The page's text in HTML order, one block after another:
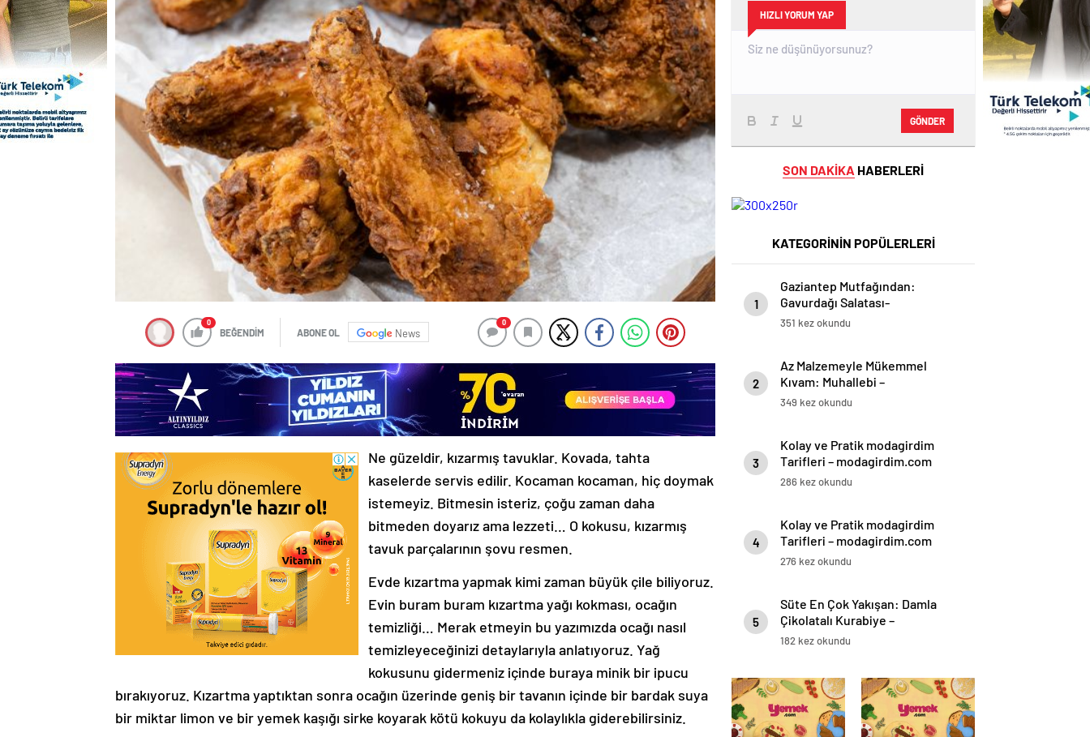
0
BEĞENDİM ABONE OL News
0
Ne güzeldir, kızarmış tavuklar. Kovada, tahta
kaselerde servis edilir. Kocaman kocaman, hiç doymak
istemeyiz. Bitmesin isteriz, çoğu zaman daha
bitmeden doyarız ama lezzeti… O kokusu, kızarmış
tavuk parçalarının şovu resmen.
Evde kızartma yapmak kimi zaman büyük çile biliyoruz.
Evin buram buram kızartma yağı kokması, ocağın
temizliği… Merak etmeyin bu yazımızda ocağı nasıl
temizleyeceğinizi detaylarıyla anlatıyoruz. Yağ
kokusunu gidermeniz içinde buraya minik bir ipucu
bırakıyoruz. Kızartma yaptıktan sonra ocağın üzerinde geniş bir tavanın içinde bir bardak suya
bir miktar limon ve bir yemek kaşığı sirke koyarak kötü kokuyu da kolaylıkla giderebilirsiniz.
HIZLI YORUM YAP
GÖNDER
SON DAKİKA HABERLERİ
KATEGORİNİN POPÜLERLERİ
1
Gaziantep Mutfağından:
Gavurdağı Salatası-
modagirdim.com
351 kez okundu
2
Az Malzemeyle Mükemmel
Kıvam: Muhallebi –
modagirdim.com
349 kez okundu
3
Kolay ve Pratik modagirdim
Tarifleri – modagirdim.com
286 kez okundu
4
Kolay ve Pratik modagirdim
Tarifleri – modagirdim.com
276 kez okundu
5
Süte En Çok Yakışan: Damla
Çikolatalı Kurabiye –
modagirdim.com
182 kez okundu